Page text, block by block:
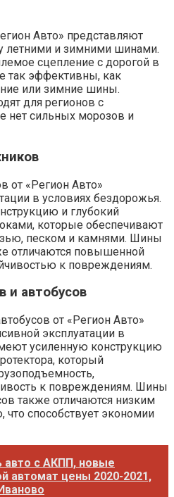
Авто» представляют
летними и зимними шинами.
сцепление с дорогой в
так эффективны, как
или зимние шины.
для регионов с
нет сильных морозов и
от «Регион Авто»
в условиях бездорожья.
и глубокий
которые обеспечивают
песком и камнями. Шины
отличаются повышенной
к повреждениям.
и автобусов
от «Регион Авто»
эксплуатации в
усиленную конструкцию
который
к повреждениям. Шины
также отличаются низким
способствует экономии
авто с АКПП, новые
автомат цены 2020-2021,